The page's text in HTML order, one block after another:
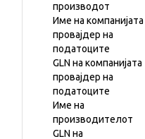
производот
Име на компанијата
провајдер на
податоците
GLN на компанијата
провајдер на
податоците
Име на
производителот
GLN на